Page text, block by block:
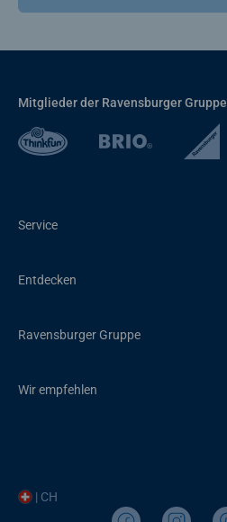
Mitglieder der Ravensburger Gruppe
Service
Entdecken
Ravensburger Gruppe
Wir empfehlen
| CH